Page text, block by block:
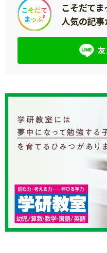
こそだてま
人気の記